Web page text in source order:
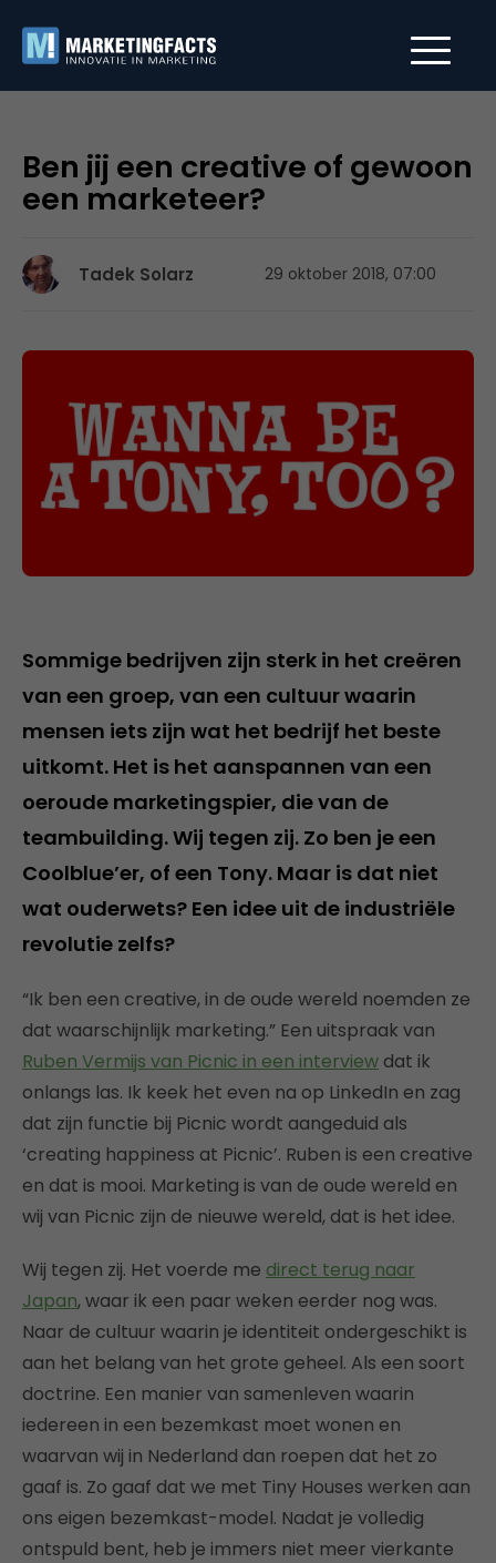
Ben jij een creative of gewoon
een marketeer?
Tadek Solarz 29 oktober 2018, 07:00
Sommige bedrijven zijn sterk in het creëren
van een groep, van een cultuur waarin
mensen iets zijn wat het bedrijf het beste
uitkomt. Het is het aanspannen van een
oeroude marketingspier, die van de
teambuilding. Wij tegen zij. Zo ben je een
Coolblue’er, of een Tony. Maar is dat niet
wat ouderwets? Een idee uit de industriële
revolutie zelfs?
“Ik ben een creative, in de oude wereld noemden ze
dat waarschijnlijk marketing.” Een uitspraak van
Ruben Vermijs van Picnic in een interview dat ik
onlangs las. Ik keek het even na op LinkedIn en zag
dat zijn functie bij Picnic wordt aangeduid als
‘creating happiness at Picnic’. Ruben is een creative
en dat is mooi. Marketing is van de oude wereld en
wij van Picnic zijn de nieuwe wereld, dat is het idee.
Wij tegen zij. Het voerde me direct terug naar
Japan, waar ik een paar weken eerder nog was.
Naar de cultuur waarin je identiteit ondergeschikt is
aan het belang van het grote geheel. Als een soort
doctrine. Een manier van samenleven waarin
iedereen in een bezemkast moet wonen en
waarvan wij in Nederland dan roepen dat het zo
gaaf is. Zo gaaf dat we met Tiny Houses werken aan
ons eigen bezemkast-model. Nadat je volledig
ontspuld bent, heb je immers niet meer vierkante